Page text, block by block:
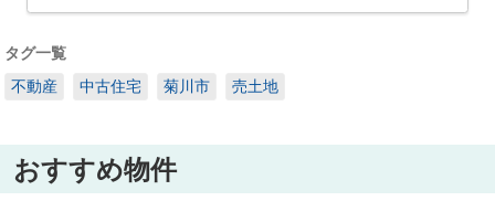
タグ一覧
不動産
中古住宅 菊川市 売土地
おすすめ物件